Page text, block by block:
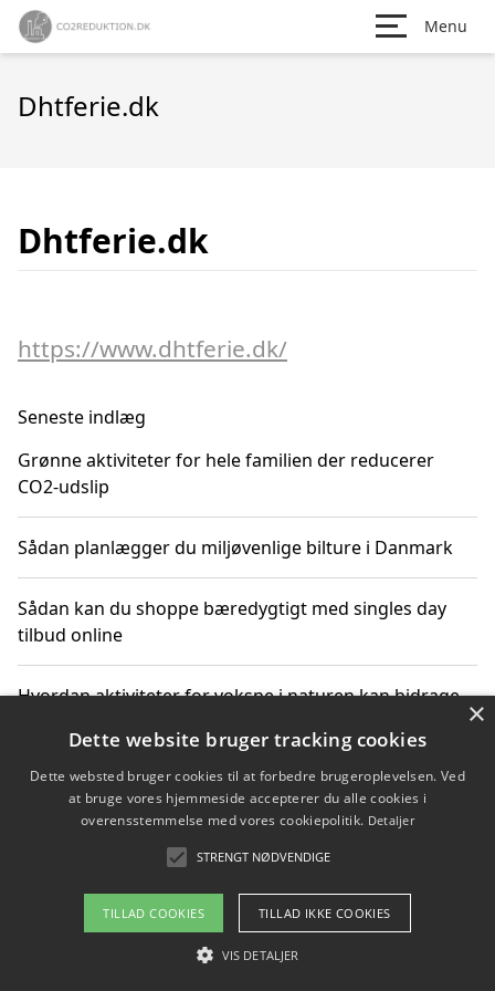
Menu
Dhtferie.dk
Dhtferie.dk
https://www.dhtferie.dk/
Seneste indlæg
Grønne aktiviteter for hele familien der reducerer
CO2-udslip
Sådan planlægger du miljøvenlige bilture i Danmark
Sådan kan du shoppe bæredygtigt med singles day
tilbud online
Hvordan aktiviteter for voksne i naturen kan bidrage
Sådan planlægger du dine vigtige datoer for CO2-
reduktion
Copyright 2026 - Pilanto Aps
Om / kontakt
×
Dette website bruger tracking cookies
Dette websted bruger cookies til at forbedre brugeroplevelsen. Ved
at bruge vores hjemmeside accepterer du alle cookies i
overensstemmelse med vores cookiepolitik. Detaljer
STRENGT NØDVENDIGE
TILLAD COOKIES TILLAD IKKE COOKIES
VIS DETALJER